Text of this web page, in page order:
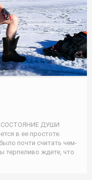
ДУШИ
в ее простоте.
почти считать чем-
терпеливо ждете, что